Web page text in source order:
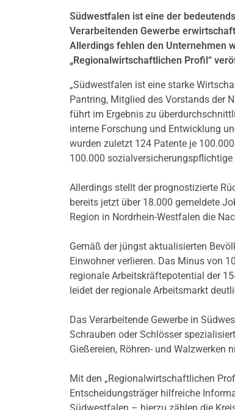
Südwestfalen ist eine der
Verarbeitenden Gewerbe
Allerdings fehlen den Unternehmen
„Regionalwirtschaftlichen Profil“
„Südwestfalen ist eine starke
Pantring, Mitglied des Vorstands der
führt im Ergebnis zu
interne Forschung und Entwicklung
wurden zuletzt 124 Patente je
100.000
Allerdings stellt der prognostizierte
bereits jetzt über 18.000 gemeldete
Region in Nordrhein-Westfalen die
Gemäß der jüngst aktualisierten
Einwohner verlieren. Das Minus von
regionale Arbeitskräftepotential der
leidet der regionale Arbeitsmarkt
Das Verarbeitende Gewerbe in
Schrauben oder Schlösser
Gießereien, Röhren- und Walzwerken
Mit den „Regionalwirtschaftlichen
Entscheidungsträger hilfreiche